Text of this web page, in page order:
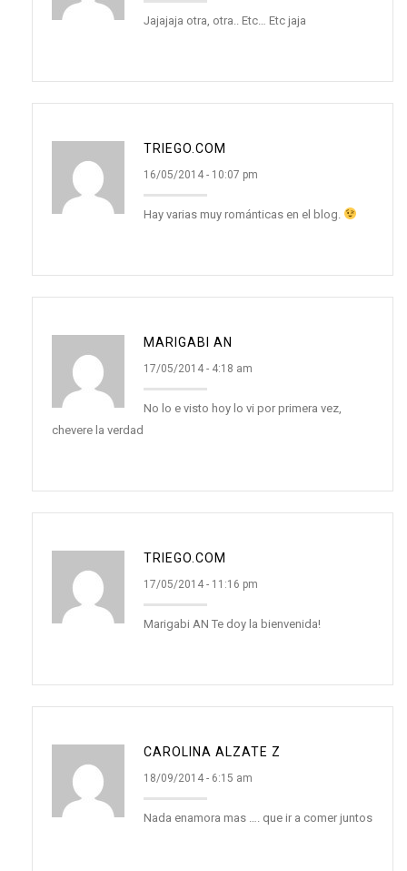
Jajajaja otra, otra.. Etc… Etc jaja
TRIEGO.COM
16/05/2014 - 10:07 pm
Hay varias muy románticas en el blog.
MARIGABI AN
17/05/2014 - 4:18 am
No lo e visto hoy lo vi por primera vez,
chevere la verdad
TRIEGO.COM
17/05/2014 - 11:16 pm
Marigabi AN Te doy la bienvenida!
CAROLINA ALZATE Z
18/09/2014 - 6:15 am
Nada enamora mas …. que ir a comer juntos